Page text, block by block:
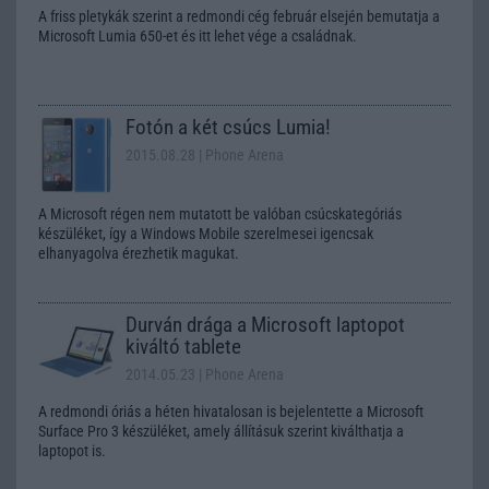
A friss pletykák szerint a redmondi cég február elsején bemutatja a
Microsoft Lumia 650-et és itt lehet vége a családnak.
Fotón a két csúcs Lumia!
2015.08.28 | Phone Arena
A Microsoft régen nem mutatott be valóban csúcskategóriás
készüléket, így a Windows Mobile szerelmesei igencsak
elhanyagolva érezhetik magukat.
Durván drága a Microsoft laptopot
kiváltó tablete
2014.05.23 | Phone Arena
A redmondi óriás a héten hivatalosan is bejelentette a Microsoft
Surface Pro 3 készüléket, amely állításuk szerint kiválthatja a
laptopot is.